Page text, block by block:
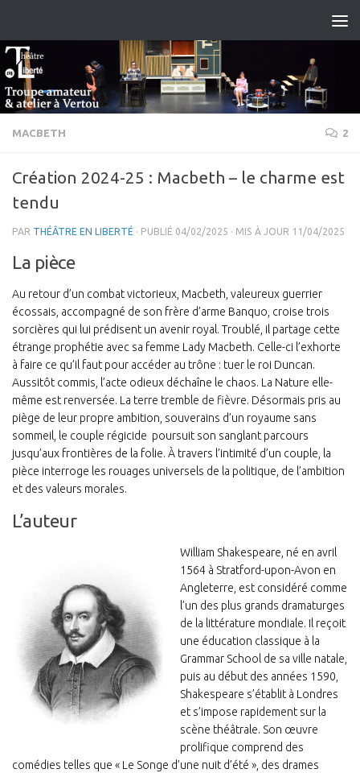
MACBETH 2
Création 2024-25 : Macbeth – le charme est
tendu
PAR THÉÂTRE EN LIBERTÉ · PUBLIÉ 04/02/2025 · MIS À JOUR 11/04/2025
La pièce
Au retour d’un combat victorieux, Macbeth, valeureux guerrier
écossais, accompagné de son frère d’arme Banquo, croise trois
sorcières qui lui prédisent un avenir royal. Troublé, il partage cette
étrange prophétie avec sa femme Lady Macbeth. Celle-ci l’exhorte
à faire ce qu’il faut pour accéder au trône : tuer le roi Duncan.
Aussitôt commis, l’acte odieux déchaîne le chaos. La Nature elle-
même est renversée. La terre tremble de fièvre. Désormais pris au
piège de leur propre ambition, souverains d’un royaume sans
sommeil, le couple régicide poursuit son sanglant parcours
jusqu’aux frontières de la folie. À travers l’intimité d’un couple, la
pièce interroge les rouages universels de la politique, de l’ambition
et des valeurs morales.
L’auteur
William Shakespeare, né en avril
1564 à Stratford-upon-Avon en
Angleterre, est considéré comme
l’un des plus grands dramaturges
de la littérature mondiale. Il reçoit
une éducation classique à la
Grammar School de sa ville natale,
puis au début des années 1590,
Shakespeare s’établit à Londres
et s’impose rapidement sur la
scène théâtrale. Son œuvre
prolifique comprend des
comédies telles que « Le Songe d’une nuit d’été », des drames